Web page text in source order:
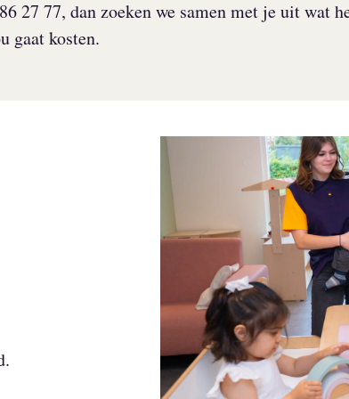
27 77, dan zoeken we samen met je uit wat
gaat kosten.